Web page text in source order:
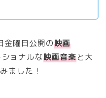
曜日公開の映画
ョナルな映画音楽と大
ました！